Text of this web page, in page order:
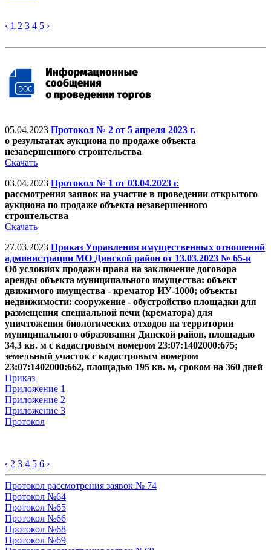
‹ 1 2 3 4 5 ›
05.04.2023 Протокол № 2 от 5 апреля 2023 г.
о результатах аукциона по продаже объекта
незавершенного строительства
Скачать
03.04.2023 Протокол № 1 от 03.04.2023 г.
рассмотрения заявок на участие в проведении открытого
аукциона по продаже объекта незавершенного
строительства
Скачать
27.03.2023 Приказ Управления имущественных отношений
администрации МО Динской район от 13.03.2023 № 65-и
Об условиях продажи права на заключение договора
аренды объекта муниципального имущества: объект
движимого имущества - крематор ИУ-1000; объекты
недвижимости: сооружение - обустройство площадки для
размещения специальной печи (крематора) для
уничтожения биологических отходов на территории
муниципального образования Динской район, площадью
34,3 кв. м с кадастровым номером 23:07:1402000:675;
земельный участок с кадастровым номером
23:07:1402000:662, площадью 195 кв. м, сроком на 360 дней
Приказ
Приложение 1
Приложение 2
Приложение 3
Протокол
‹ 2 3 4 5 6 ›
Протокол рассмотрения заявок № 74
Протокол №64
Протокол №65
Протокол №66
Протокол №68
Протокол №69